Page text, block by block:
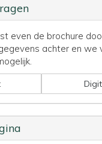
even de brochure
achter en we